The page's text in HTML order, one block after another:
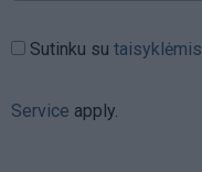
Sutinku su taisyklėmis
Service apply.